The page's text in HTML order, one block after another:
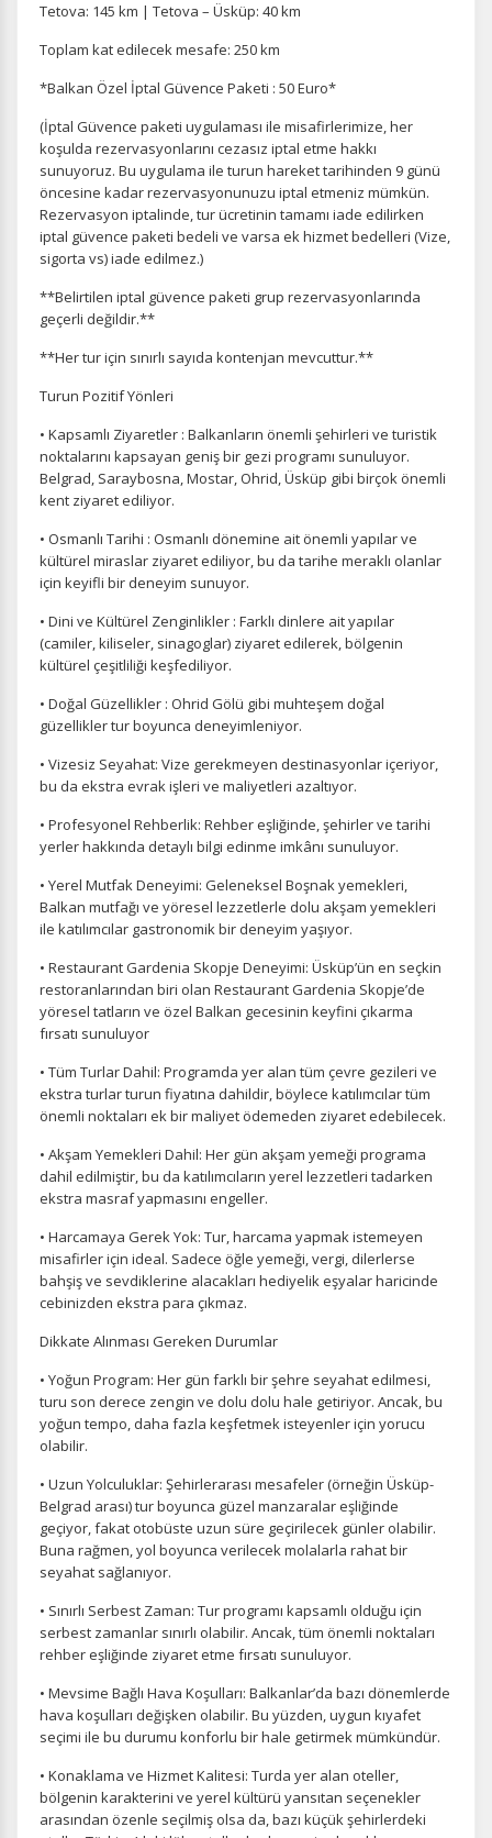
Tetova: 145 km | Tetova – Üsküp: 40 km
Toplam kat edilecek mesafe: 250 km
*Balkan Özel İptal Güvence Paketi : 50 Euro*
(İptal Güvence paketi uygulaması ile misafirlerimize, her
koşulda rezervasyonlarını cezasız iptal etme hakkı
sunuyoruz. Bu uygulama ile turun hareket tarihinden 9 günü
öncesine kadar rezervasyonunuzu iptal etmeniz mümkün.
Rezervasyon iptalinde, tur ücretinin tamamı iade edilirken
iptal güvence paketi bedeli ve varsa ek hizmet bedelleri (Vize,
sigorta vs) iade edilmez.)
**Belirtilen iptal güvence paketi grup rezervasyonlarında
geçerli değildir.**
**Her tur için sınırlı sayıda kontenjan mevcuttur.**
Turun Pozitif Yönleri
• Kapsamlı Ziyaretler : Balkanların önemli şehirleri ve turistik
noktalarını kapsayan geniş bir gezi programı sunuluyor.
Belgrad, Saraybosna, Mostar, Ohrid, Üsküp gibi birçok önemli
kent ziyaret ediliyor.
• Osmanlı Tarihi : Osmanlı dönemine ait önemli yapılar ve
kültürel miraslar ziyaret ediliyor, bu da tarihe meraklı olanlar
için keyifli bir deneyim sunuyor.
• Dini ve Kültürel Zenginlikler : Farklı dinlere ait yapılar
(camiler, kiliseler, sinagoglar) ziyaret edilerek, bölgenin
kültürel çeşitliliği keşfediliyor.
• Doğal Güzellikler : Ohrid Gölü gibi muhteşem doğal
güzellikler tur boyunca deneyimleniyor.
• Vizesiz Seyahat: Vize gerekmeyen destinasyonlar içeriyor,
bu da ekstra evrak işleri ve maliyetleri azaltıyor.
• Profesyonel Rehberlik: Rehber eşliğinde, şehirler ve tarihi
yerler hakkında detaylı bilgi edinme imkânı sunuluyor.
• Yerel Mutfak Deneyimi: Geleneksel Boşnak yemekleri,
Balkan mutfağı ve yöresel lezzetlerle dolu akşam yemekleri
ile katılımcılar gastronomik bir deneyim yaşıyor.
• Restaurant Gardenia Skopje Deneyimi: Üsküp’ün en seçkin
restoranlarından biri olan Restaurant Gardenia Skopje’de
yöresel tatların ve özel Balkan gecesinin keyfini çıkarma
fırsatı sunuluyor
• Tüm Turlar Dahil: Programda yer alan tüm çevre gezileri ve
ekstra turlar turun fiyatına dahildir, böylece katılımcılar tüm
önemli noktaları ek bir maliyet ödemeden ziyaret edebilecek.
• Akşam Yemekleri Dahil: Her gün akşam yemeği programa
dahil edilmiştir, bu da katılımcıların yerel lezzetleri tadarken
ekstra masraf yapmasını engeller.
• Harcamaya Gerek Yok: Tur, harcama yapmak istemeyen
misafirler için ideal. Sadece öğle yemeği, vergi, dilerlerse
bahşiş ve sevdiklerine alacakları hediyelik eşyalar haricinde
cebinizden ekstra para çıkmaz.
Dikkate Alınması Gereken Durumlar
• Yoğun Program: Her gün farklı bir şehre seyahat edilmesi,
turu son derece zengin ve dolu dolu hale getiriyor. Ancak, bu
yoğun tempo, daha fazla keşfetmek isteyenler için yorucu
olabilir.
• Uzun Yolculuklar: Şehirlerarası mesafeler (örneğin Üsküp-
Belgrad arası) tur boyunca güzel manzaralar eşliğinde
geçiyor, fakat otobüste uzun süre geçirilecek günler olabilir.
Buna rağmen, yol boyunca verilecek molalarla rahat bir
seyahat sağlanıyor.
• Sınırlı Serbest Zaman: Tur programı kapsamlı olduğu için
serbest zamanlar sınırlı olabilir. Ancak, tüm önemli noktaları
rehber eşliğinde ziyaret etme fırsatı sunuluyor.
• Mevsime Bağlı Hava Koşulları: Balkanlar’da bazı dönemlerde
hava koşulları değişken olabilir. Bu yüzden, uygun kıyafet
seçimi ile bu durumu konforlu bir hale getirmek mümkündür.
• Konaklama ve Hizmet Kalitesi: Turda yer alan oteller,
bölgenin karakterini ve yerel kültürü yansıtan seçenekler
arasından özenle seçilmiş olsa da, bazı küçük şehirlerdeki